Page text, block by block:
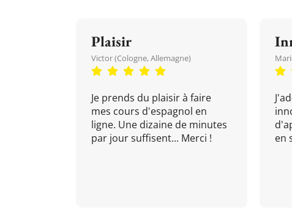
Plaisir
Victor (Cologne, Allemagne)
Je prends du plaisir à faire
mes cours d'espagnol en
ligne. Une dizaine de minutes
par jour suffisent... Merci !
en